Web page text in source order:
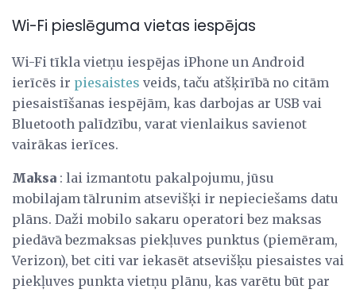
Wi-Fi pieslēguma vietas iespējas
Wi-Fi tīkla vietņu iespējas iPhone un Android
ierīcēs ir piesaistes veids, taču atšķirībā no citām
piesaistīšanas iespējām, kas darbojas ar USB vai
Bluetooth palīdzību, varat vienlaikus savienot
vairākas ierīces.
Maksa : lai izmantotu pakalpojumu, jūsu
mobilajam tālrunim atsevišķi ir nepieciešams datu
plāns. Daži mobilo sakaru operatori bez maksas
piedāvā bezmaksas piekļuves punktus (piemēram,
Verizon), bet citi var iekasēt atsevišķu piesaistes vai
piekļuves punkta vietņu plānu, kas varētu būt par